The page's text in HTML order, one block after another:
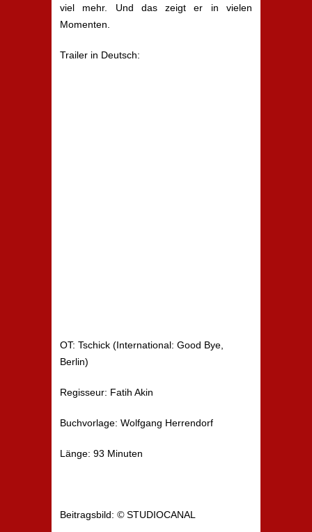
viel mehr. Und das zeigt er in vielen
Momenten.
Trailer in Deutsch:
OT: Tschick (International: Good Bye,
Berlin)
Regisseur: Fatih Akin
Buchvorlage: Wolfgang Herrendorf
Länge: 93 Minuten
Beitragsbild: ©STUDIOCANAL